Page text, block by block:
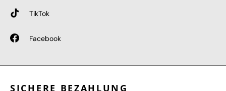
TikTok
Facebook
SICHERE BEZAHLUNG